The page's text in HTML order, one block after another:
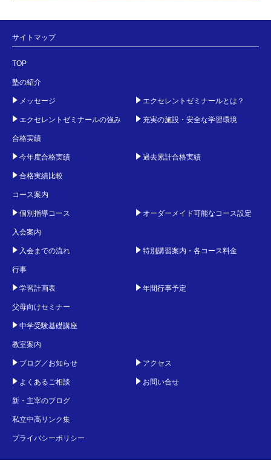
サイトマップ
TOP
塾の紹介
メッセージ エクセレントゼミナールとは？
エクセレントゼミナールの強み 充実の施設・安全な学習環境
合格実績
今年度合格実績 過去累計合格実績
合格実績比較
コース案内
個別指導コース オーダーメイド可能なコース設定
入会案内
入会までの流れ 特別講習案内・各コース料金
行事
学習計画表 年間行事予定
父母向けセミナー
中学受験基礎講座
教室案内
ブログ／お知らせ アクセス
よくあるご相談 お問い合せ
新・主宰のブログ
私立中高リンク集
プライバシーポリシー